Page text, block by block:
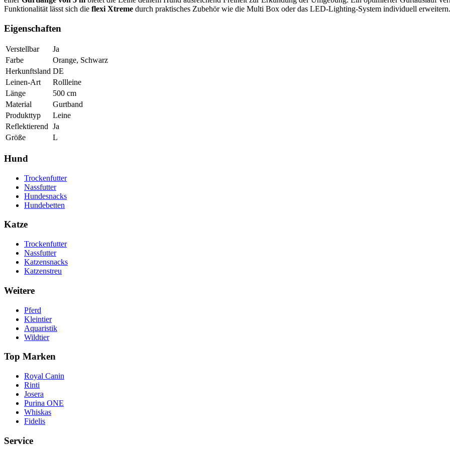
Funktionalität lässt sich die flexi Xtreme durch praktisches Zubehör wie die Multi Box oder das LED-Lighting-System individuell erweitern.
Eigenschaften
Verstellbar
Ja
Farbe
Orange, Schwarz
Herkunftsland DE
Leinen-Art
Rollleine
Länge
500 cm
Material
Gurtband
Produkttyp
Leine
Reflektierend Ja
Größe
L
Hund
Trockenfutter
Nassfutter
Hundesnacks
Hundebetten
Katze
Trockenfutter
Nassfutter
Katzensnacks
Katzenstreu
Weitere
Pferd
Kleintier
Aquaristik
Wildtier
Top Marken
Royal Canin
Rinti
Josera
Purina ONE
Whiskas
Fidelis
Service